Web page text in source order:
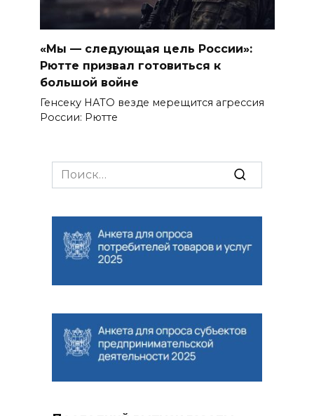
«Мы — следующая цель России»:
Рютте призвал готовиться к
большой войне
Генсеку НАТО везде мерещится агрессия
России: Рютте
Search
for: